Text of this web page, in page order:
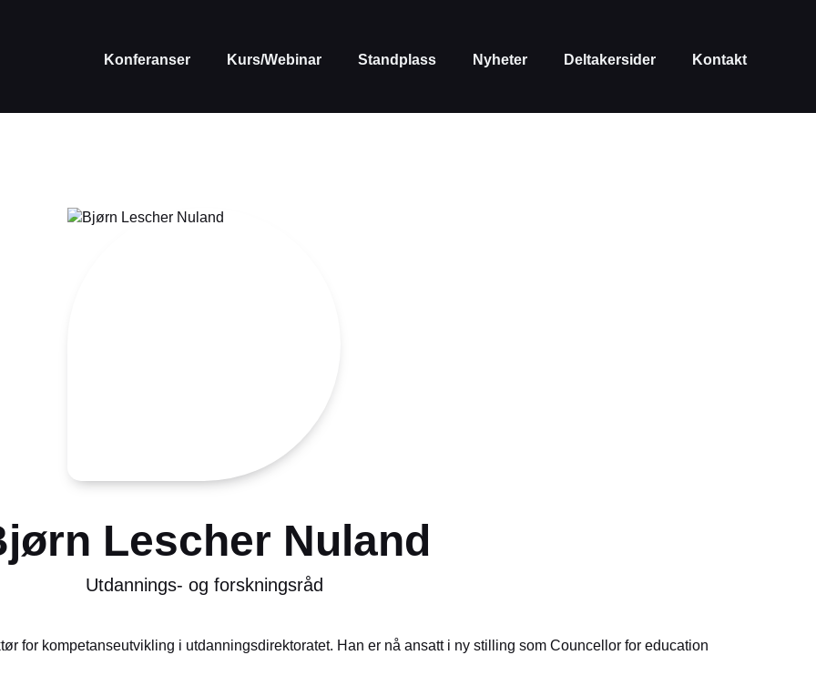
Konferanser Kurs/Webinar Standplass Nyheter Deltakersider Kontakt
Lescher Nuland
Utdannings- og forskningsråd
for kompetanseutvikling i utdanningsdirektoratet. Han er nå ansatt i ny stilling som Councellor for education